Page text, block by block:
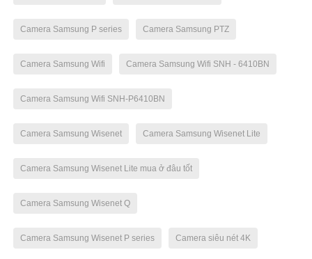
Camera Samsung P series Camera Samsung PTZ
Camera Samsung Wifi Camera Samsung Wifi SNH - 6410BN
Camera Samsung Wifi SNH-P6410BN
Camera Samsung Wisenet Camera Samsung Wisenet Lite
Camera Samsung Wisenet Lite mua ở đâu tốt
Camera Samsung Wisenet Q
Camera Samsung Wisenet P series Camera siêu nét 4K